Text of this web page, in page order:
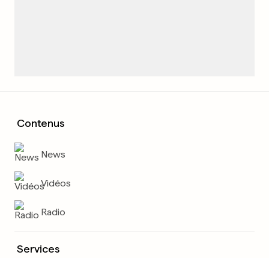
Contenus
News
Vidéos
Radio
Services